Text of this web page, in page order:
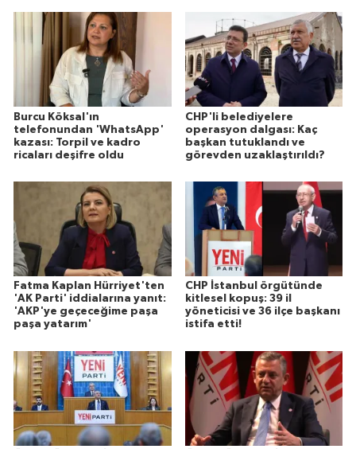
Burcu Köksal'ın
telefonundan 'WhatsApp'
kazası: Torpil ve kadro
ricaları deşifre oldu
CHP'li belediyelere
operasyon dalgası: Kaç
başkan tutuklandı ve
görevden uzaklaştırıldı?
Fatma Kaplan Hürriyet'ten
'AK Parti' iddialarına yanıt:
'AKP'ye geçeceğime paşa
paşa yatarım'
CHP İstanbul örgütünde
kitlesel kopuş: 39 il
yöneticisi ve 36 ilçe başkanı
istifa etti!